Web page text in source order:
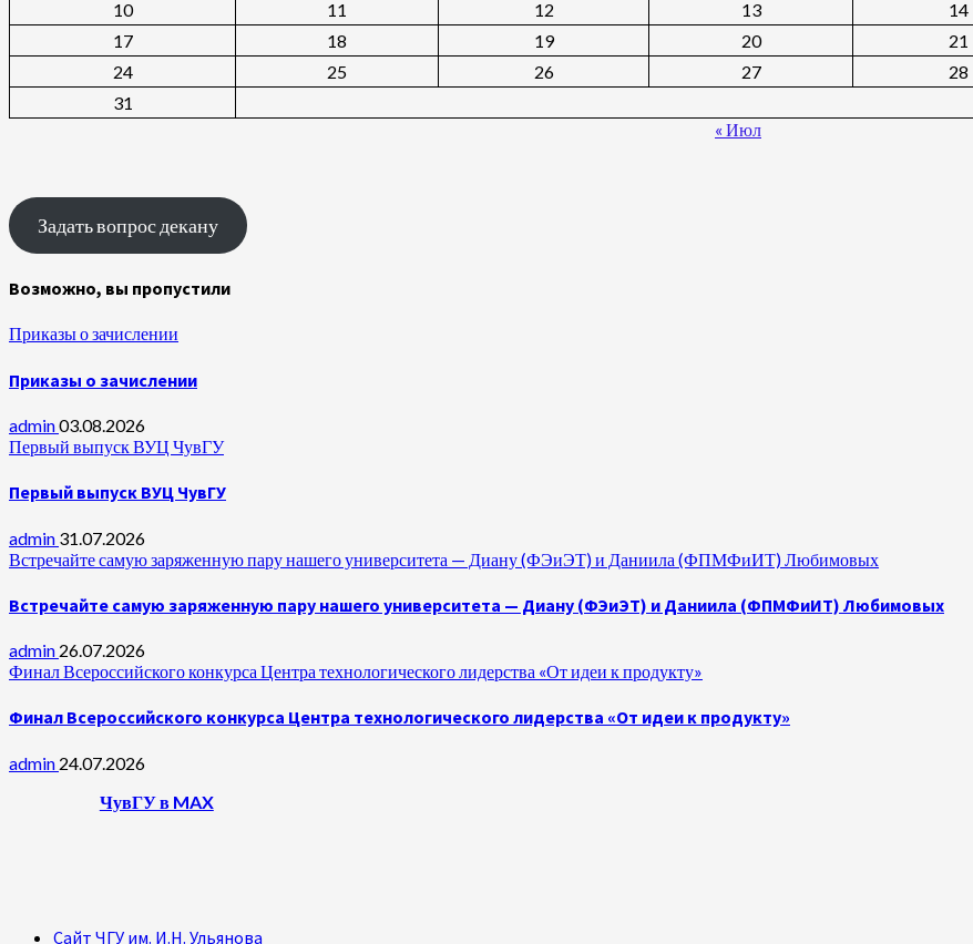
10
11 12 13 14
17
18 19 20 21
24
25 26 27 28
31
« Июл
Задать вопрос декану
Возможно, вы пропустили
Приказы о зачислении
Приказы о зачислении
admin03.08.2026
Первый выпуск ВУЦ ЧувГУ
Первый выпуск ВУЦ ЧувГУ
admin 31.07.2026
Встречайте самую заряженную пару нашего университета — Диану (ФЭиЭТ) и Даниила (ФПМФиИТ) Любимовых
Встречайте самую заряженную пару нашего университета — Диану (ФЭиЭТ) и Даниила (ФПМФиИТ) Любимовых
admin 26.07.2026
Финал Всероссийского конкурса Центра технологического лидерства «От идеи к продукту»
Финал Всероссийского конкурса Центра технологического лидерства «От идеи к продукту»
admin 24.07.2026
ЧувГУ в MAX
Сайт ЧГУ им. И.Н. Ульянова